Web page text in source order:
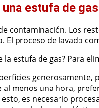
estufa de
contaminación. Los
El proceso de lavado
la estufa de gas? Para
menos una hora,
es necesario